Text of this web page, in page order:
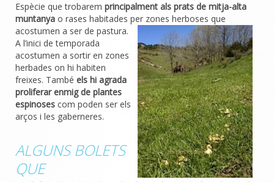
Espècie que trobarem principalment als prats de mitja-alta
muntanya o rases habitades per zones herboses que
acostumen a ser de pastura.
A l’inici de temporada
acostumen a sortir en zones
herbades on hi habiten
freixes. També els hi agrada
proliferar enmig de plantes
espinoses com poden ser els
arços i les gaberneres.
ALGUNS BOLETS
QUE